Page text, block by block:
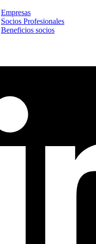
Empresas
Socios Profesionales
Beneficios socios